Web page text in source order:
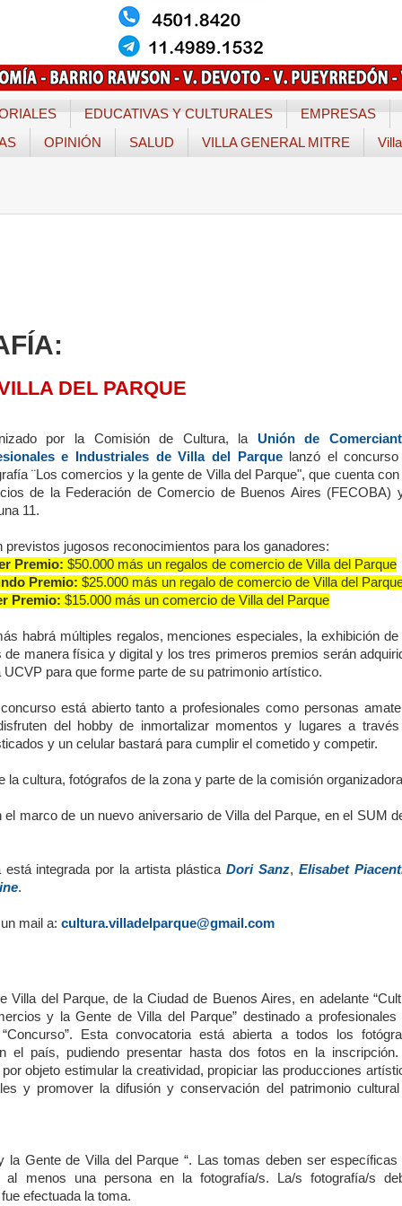
EDUCATIVAS Y CULTURALES
EMPRESAS
OPINIÓN SALUD VILLA GENERAL MITRE
DEL PARQUE
por la Comisión de Cultura, la Unión de
e Industriales de Villa del Parquelanzó el concurso
¨Los comercios y la gente de Villa del Parque", que cuenta con
de la Federación de Comercio de Buenos Aires (FECOBA)
11.
previstos jugosos reconocimientos para los ganadores:
Premio: $50.000 más un regalos de comercio de Villa del Parque
Premio: $25.000 más un regalo de comercio de Villa del
Premio: $15.000 más un comercio de Villa del Parque
habrá múltiples regalos, menciones especiales, la exhibición de
de manera física y digital y los tres primeros premios serán
UCVP para que forme parte de su patrimonio artístico.
está abierto tanto a profesionales como personas
del hobby de inmortalizar momentos y lugares a
y un celular bastará para cumplir el cometido y competir.
cultura, fotógrafos de la zona y parte de la comisión
marco de un nuevo aniversario de Villa del Parque, en el SUM
está integrada por la artista plásticaDori Sanz,Elisabet
.
mail a: cultura.villadelparque@gmail.com
del Parque, de la Ciudad de Buenos Aires, en adelante
y la Gente de Villa del Parque” destinado a profesionales
Esta convocatoria está abierta a todos los
el país, pudiendo presentar hasta dos fotos en la
objeto estimular la creatividad, propiciar las producciones
y promover la difusión y conservación del patrimonio
Gente de Villa del Parque “. Las tomas deben ser específicas
menos una persona en la fotografía/s. La/s fotografía/s
efectuada la toma.